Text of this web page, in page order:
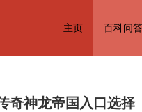
主页 百科问答
奇神龙帝国入口选择